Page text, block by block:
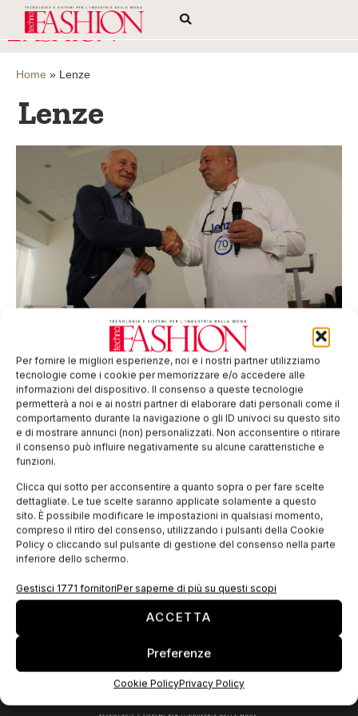
Per fornire le migliori esperienze, noi e i nostri partner utilizziamo
tecnologie come i cookie per memorizzare e/o accedere alle
informazioni del dispositivo. Il consenso a queste tecnologie
permetterà a noi e ai nostri partner di elaborare dati personali come il
comportamento durante la navigazione o gli ID univoci su questo sito
e di mostrare annunci (non) personalizzati. Non acconsentire o ritirare
il consenso può influire negativamente su alcune caratteristiche e
funzioni.
Clicca qui sotto per acconsentire a quanto sopra o per fare scelte
dettagliate. Le tue scelte saranno applicate solamente a questo
sito. È possibile modificare le impostazioni in qualsiasi momento,
compreso il ritiro del consenso, utilizzando i pulsanti della Cookie
Policy o cliccando sul pulsante di gestione del consenso nella parte
inferiore dello schermo.
Gestisci 1771 fornitoriPer saperne di più su questi scopi
ACCETTA
Preferenze
Cookie PolicyPrivacy Policy
Home » Lenze
Lenze
Lenze compie 70 anni
I toni con cui Lenze celebra questi settant’anni dalla sua
fondazione ad Hameln in Germania sono quelli di un’azienda
salda, che ha saputo attraversare gli anni del boom
economico, quelli
EDICOLA WEB
ISCRIVITI ALLA NEWSLETTER